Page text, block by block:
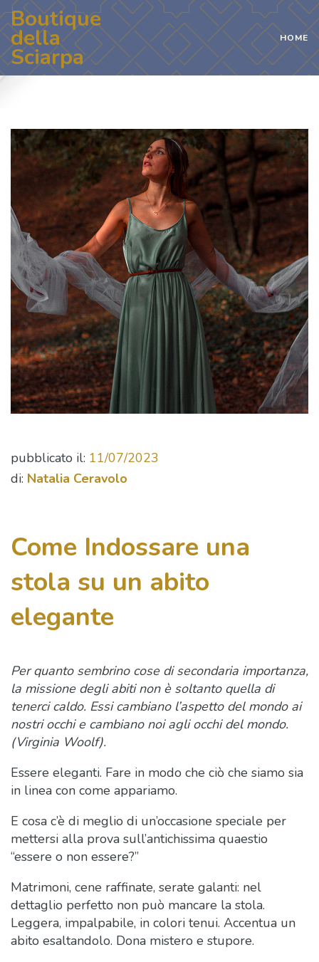
Boutique
della
Sciarpa
HOME
pubblicato il: 11/07/2023
di: Natalia Ceravolo
Come Indossare una
stola su un abito
elegante
Per quanto sembrino cose di secondaria importanza,
la missione degli abiti non è soltanto quella di
tenerci caldo. Essi cambiano l’aspetto del mondo ai
nostri occhi e cambiano noi agli occhi del mondo.
(Virginia Woolf).
Essere eleganti. Fare in modo che ciò che siamo sia
in linea con come appariamo.
E cosa c’è di meglio di un’occasione speciale per
mettersi alla prova sull’antichissima quaestio
“essere o non essere?”
Matrimoni, cene raffinate, serate galanti: nel
dettaglio perfetto non può mancare la stola.
Leggera, impalpabile, in colori tenui. Accentua un
abito esaltandolo. Dona mistero e stupore.